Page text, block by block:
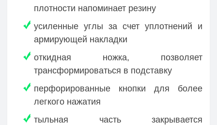
плотности напоминает резину
усиленные углы за счет уплотнений и
армирующей накладки
откидная ножка, позволяет
трансформироваться в подставку
перфорированные кнопки для более
легкого нажатия
тыльная часть закрывается